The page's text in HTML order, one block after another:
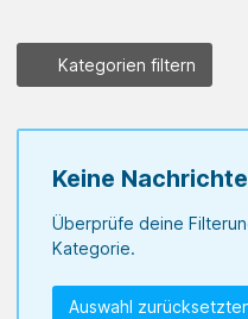
Kategorien filtern
Keine
Überprüfe deine
Kategorie.
Auswahl